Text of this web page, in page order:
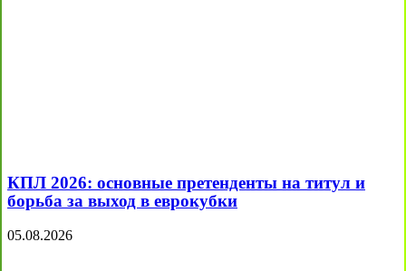
КПЛ 2026: основные претенденты на титул и
борьба за выход в еврокубки
05.08.2026